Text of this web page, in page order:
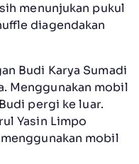
menunjukan pukul
diagendakan
Budi Karya Sumadi
Menggunakan mobil
pergi ke luar.
Yasin Limpo
mobil